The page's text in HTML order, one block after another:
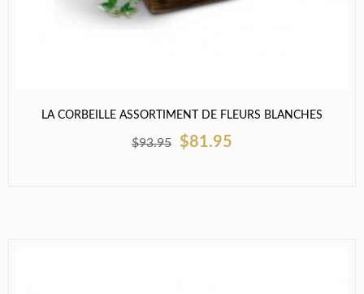
LA CORBEILLE ASSORTIMENT DE FLEURS BLANCHES
$93.95 $81.95